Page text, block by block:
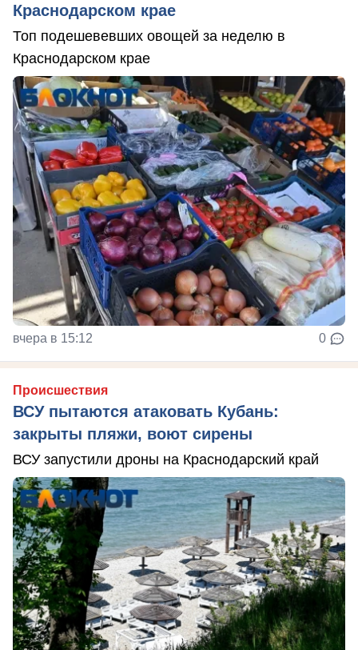
Краснодарском крае
Топ подешевевших овощей за неделю в
Краснодарском крае
вчера в 15:12 0
Происшествия
ВСУ пытаются атаковать Кубань:
закрыты пляжи, воют сирены
ВСУ запустили дроны на Краснодарский край